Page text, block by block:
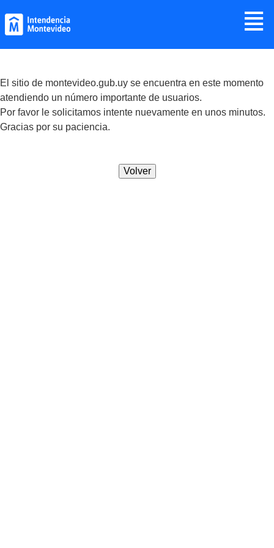
≣
El sitio de montevideo.gub.uy se encuentra en este momento
atendiendo un número importante de usuarios.
Por favor le solicitamos intente nuevamente en unos minutos.
Gracias por su paciencia.
Volver